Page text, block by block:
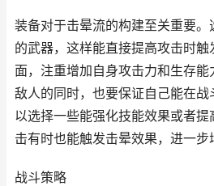
装备对于击晕流的构建至关重要
的武器，这样能直接提高攻击时
面，注重增加自身攻击力和生存
敌人的同时，也要保证自己能在
以选择一些能强化技能效果或者
击有时也能触发击晕效果，进一步
战斗策略